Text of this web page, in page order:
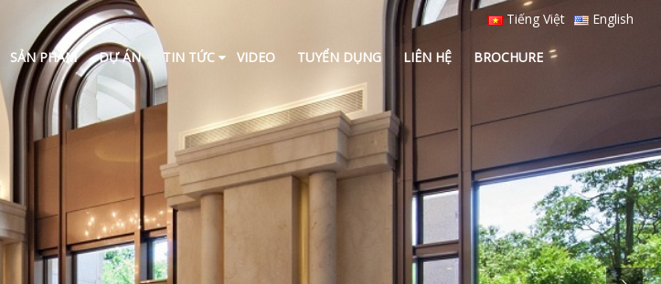
Tiếng Việt English
SẢN PHẨM DỰ ÁN TIN TỨC VIDEO TUYỂN DỤNG LIÊN HỆ BROCHURE